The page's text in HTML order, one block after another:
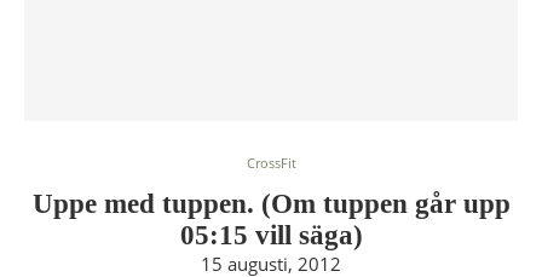
CrossFit
Uppe med tuppen. (Om tuppen går upp
05:15 vill säga)
15 augusti, 2012